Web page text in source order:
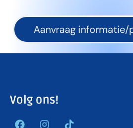
Aanvraag
Volg ons!